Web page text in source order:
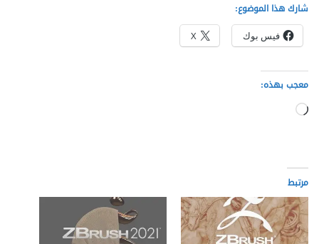
شارك هذا الموضوع:
فيس بوك X
معجب بهذه:
جاري
مرتبط